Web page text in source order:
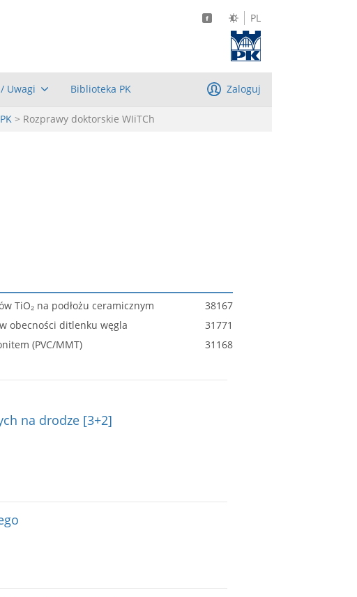
PL
Uwagi Biblioteka PK Zaloguj
> Rozprawy doktorskie WIiTCh
TiO₂ na podłożu ceramicznym
38167
obecności ditlenku węgla
31771
(PVC/MMT)
31168
na drodze [3+2]